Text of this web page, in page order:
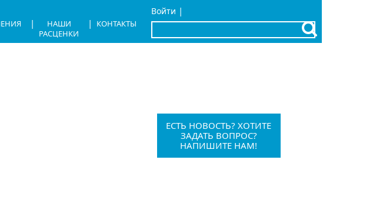
Войти |
x
|
НАШИ
РАСЦЕНКИ
| КОНТАКТЫ
ЕСТЬ НОВОСТЬ? ХОТИТЕ
ЗАДАТЬ ВОПРОС?
НАПИШИТЕ НАМ!